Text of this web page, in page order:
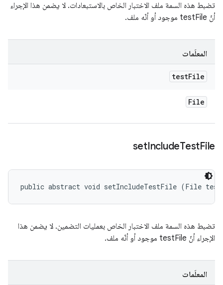
تضبط هذه السمة ملف الاختبار الخاص بالاستبعادات. لا يضمن هذا الإجراء
أنّ testFile موجود أو أنّه ملف.
المعلَمات
testFile
File
setIncludeTestFile
public abstract void setIncludeTestFile (File
تضبط هذه السمة ملف الاختبار الخاص بعمليات التضمين. لا يضمن هذا
الإجراء أنّ testFile موجود أو أنّه ملف.
المعلَمات